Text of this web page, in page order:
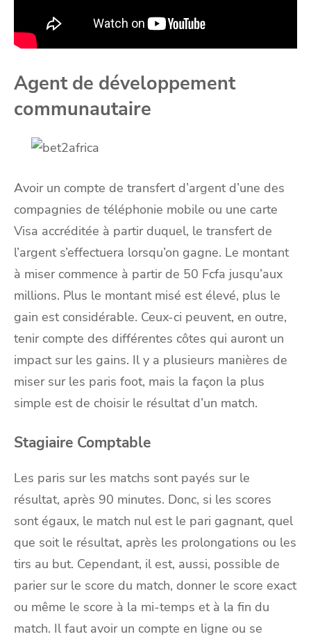
Agent de développement
communautaire
Avoir un compte de transfert d’argent d’une des
compagnies de téléphonie mobile ou une carte
Visa accréditée à partir duquel, le transfert de
l’argent s’effectuera lorsqu’on gagne. Le montant
à miser commence à partir de 50 Fcfa jusqu’aux
millions. Plus le montant misé est élevé, plus le
gain est considérable. Ceux-ci peuvent, en outre,
tenir compte des différentes côtes qui auront un
impact sur les gains. Il y a plusieurs manières de
miser sur les paris foot, mais la façon la plus
simple est de choisir le résultat d’un match.
Stagiaire Comptable
Les paris sur les matchs sont payés sur le
résultat, après 90 minutes. Donc, si les scores
sont égaux, le match nul est le pari gagnant, quel
que soit le résultat, après les prolongations ou les
tirs au but. Cependant, il est, aussi, possible de
parier sur le score du match, donner le score exact
ou même le score à la mi-temps et à la fin du
match. Il faut avoir un compte en ligne ou se